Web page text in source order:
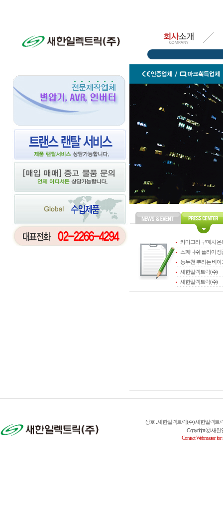
카마그라 구매처
스페니쉬 플라이
동두천 뿌리는 비아
새한일렉트릭(주)
새한일렉트릭(주)
상호 : 새한일렉트릭(주) 새한일렉트
Copyright ⓒ 새한
Contact Webmaster